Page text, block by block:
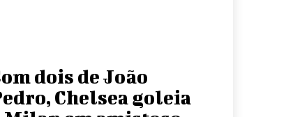
dois de João
Chelsea goleia